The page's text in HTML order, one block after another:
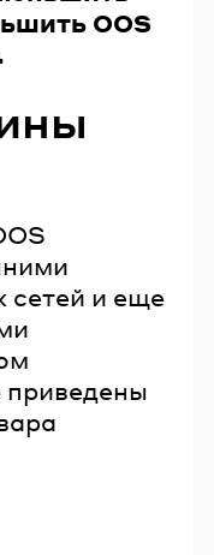
OOS
сетей и еще